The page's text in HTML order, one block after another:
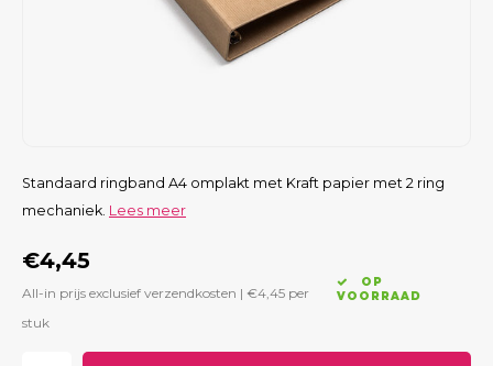
Standaard ringband A4 omplakt met Kraft papier met 2 ring
mechaniek. Lees meer
€4,45
All-in prijs exclusief verzendkosten | €4,45 per
stuk
OP
VOORRAAD